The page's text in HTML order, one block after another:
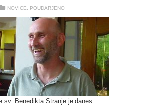
NOVICE POUDARJENO
sv. Benedikta Stranje je danes